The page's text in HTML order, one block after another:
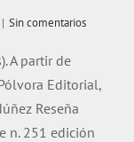
| Sin comentarios
A partir de
Editorial,
Reseña
n. 251 edición